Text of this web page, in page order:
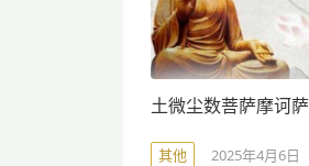
土微尘数菩萨摩诃
其他 2025年4月6日